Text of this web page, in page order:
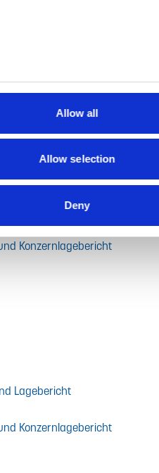
Allow all
Allow selection
Deny
Lagebericht
Konzernlagebericht
Lagebericht
Konzernlagebericht